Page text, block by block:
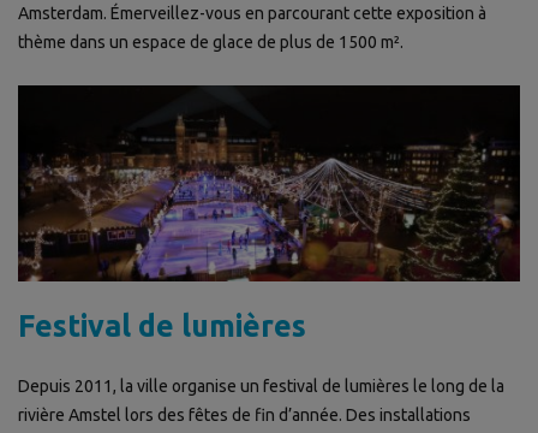
Amsterdam. Émerveillez-vous en parcourant cette exposition à
thème dans un espace de glace de plus de 1500 m².
Festival de lumières
Depuis 2011, la ville organise un festival de lumières le long de la
rivière Amstel lors des fêtes de fin d’année. Des installations